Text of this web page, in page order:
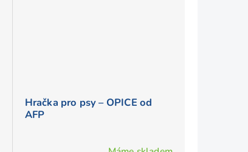
Hračka pro psy – OPICE od
AFP